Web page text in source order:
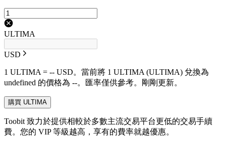
ULTIMA
USD
1 ULTIMA = -- USD。當前將 1 ULTIMA (ULTIMA) 兌換為
undefined 的價格為 --。匯率僅供參考。剛剛更新。
購買 ULTIMA
Toobit 致力於提供相較於多數主流交易平台更低的交易手續
費。您的 VIP 等級越高，享有的費率就越優惠。